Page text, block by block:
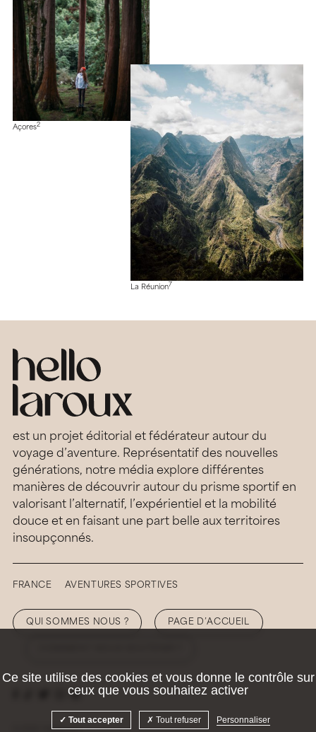
Açores2
La Réunion7
est un projet éditorial et fédérateur autour du
voyage d’aventure. Représentatif des nouvelles
générations, notre média explore différentes
manières de découvrir autour du prisme sportif en
valorisant l’alternatif, l’expérientiel et la mobilité
douce et en faisant une part belle aux territoires
insoupçonnés.
FRANCE AVENTURES SPORTIVES
QUI SOMMES NOUS ? PAGE D’ACCUEIL
© 2026 Hellolaroux
Ce site utilise des cookies et vous donne le contrôle sur
ceux que vous souhaitez activer
Tout accepter Tout refuser Personnaliser